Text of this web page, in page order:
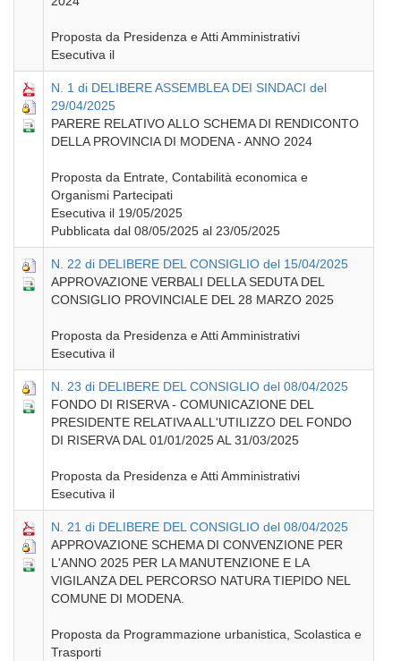
Proposta da Presidenza e Atti Amministrativi
Esecutiva il
N. 1 di DELIBERE ASSEMBLEA DEI SINDACI del
29/04/2025
PARERE RELATIVO ALLO SCHEMA DI RENDICONTO
DELLA PROVINCIA DI MODENA - ANNO 2024
Proposta da Entrate, Contabilità economica e
Organismi Partecipati
Esecutiva il 19/05/2025
Pubblicata dal 08/05/2025 al 23/05/2025
N. 22 di DELIBERE DEL CONSIGLIO del 15/04/2025
APPROVAZIONE VERBALI DELLA SEDUTA DEL
CONSIGLIO PROVINCIALE DEL 28 MARZO 2025
Proposta da Presidenza e Atti Amministrativi
Esecutiva il
N. 23 di DELIBERE DEL CONSIGLIO del 08/04/2025
FONDO DI RISERVA - COMUNICAZIONE DEL
PRESIDENTE RELATIVA ALL'UTILIZZO DEL FONDO
DI RISERVA DAL 01/01/2025 AL 31/03/2025
Proposta da Presidenza e Atti Amministrativi
Esecutiva il
N. 21 di DELIBERE DEL CONSIGLIO del 08/04/2025
APPROVAZIONE SCHEMA DI CONVENZIONE PER
L'ANNO 2025 PER LA MANUTENZIONE E LA
VIGILANZA DEL PERCORSO NATURA TIEPIDO NEL
COMUNE DI MODENA.
Proposta da Programmazione urbanistica, Scolastica e
Trasporti